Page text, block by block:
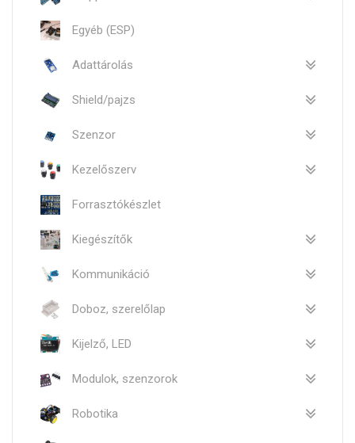
Egyéb (ESP)
Adattárolás
Shield/pajzs
Szenzor
Kezelőszerv
Forrasztókészlet
Kiegészítők
Kommunikáció
Doboz, szerelőlap
Kijelző, LED
Modulok, szenzorok
Robotika